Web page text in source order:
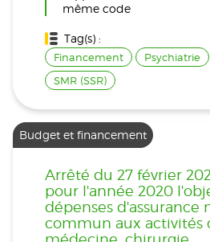
même code
Tag(s) :
Financement
Psychiatrie
SMR (SSR)
Budget et financement
Arrêté du 27 février
pour l'année 2020
dépenses d'assurance
commun aux activités